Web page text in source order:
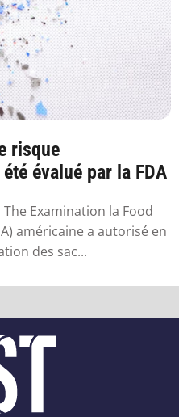
risque
évalué par la FDA
Examination la Food
américaine a autorisé en
des sac...